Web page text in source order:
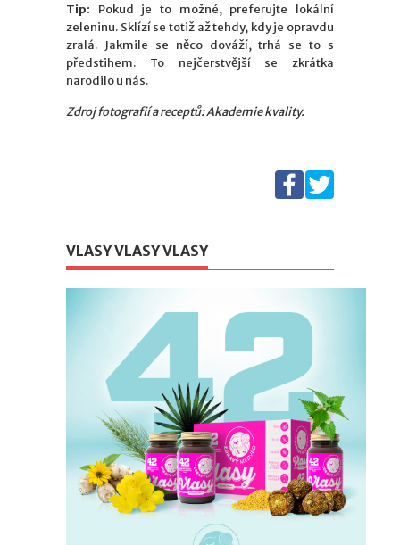
Tip: Pokud je to možné, preferujte lokální
zeleninu. Sklízí se totiž až tehdy, kdy je opravdu
zralá. Jakmile se něco dováží, trhá se to s
předstihem. To nejčerstvější se zkrátka
narodilo u nás.
Zdroj fotografií a receptů: Akademie kvality.
VLASY VLASY VLASY